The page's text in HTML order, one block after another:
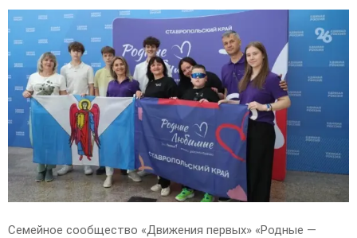
M
E
N
U
Семейное сообщество «Движения первых» «Родные —